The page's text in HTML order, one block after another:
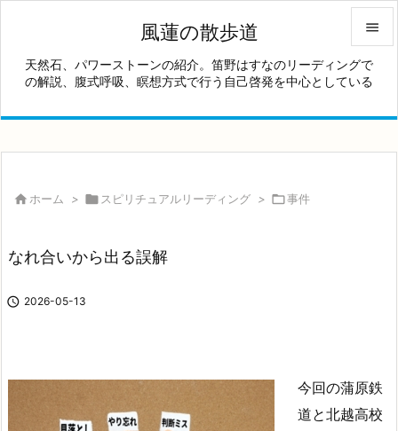
風蓮の散歩道
天然石、パワーストーンの紹介。笛野はすなのリーディングで
の解説、腹式呼吸、瞑想方式で行う自己啓発を中心としている


メニュ

 ホーム >  スピリチュアルリーディング > 事件
なれ合いから出る誤解
 2026-05-13
今回の蒲原鉄
道と北越高校